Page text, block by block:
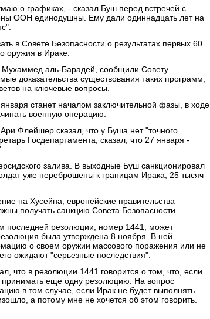
о графиках, - сказал Буш перед встречей с
ООН единодушны. Ему дали одиннадцать лет на
в Совете Безопасности о результатах первых 60
оружия в Ираке.
Мухаммед аль-Барадей, сообщили Совету
доказательства существования таких программ,
на ключевые вопросы.
станет началом заключительной фазы, в ходе
военную операцию.
Флейшер сказал, что у Буша нет "точного
Госдепартамента, сказал, что 27 января -
залива. В выходные Буш санкционировал
уже переброшены к границам Ирака, 25 тысяч
на Хусейна, европейские правительства
получать санкцию Совета Безопасности.
последней резолюции, номер 1441, может
была утверждена 8 ноября. В ней
о своем оружии массового поражения или не
ожидают "серьезные последствия".
что в резолюции 1441 говорится о том, что, если
принимать еще одну резолюцию. На вопрос
в том случае, если Ирак не будет выполнять
а потому мне не хочется об этом говорить.